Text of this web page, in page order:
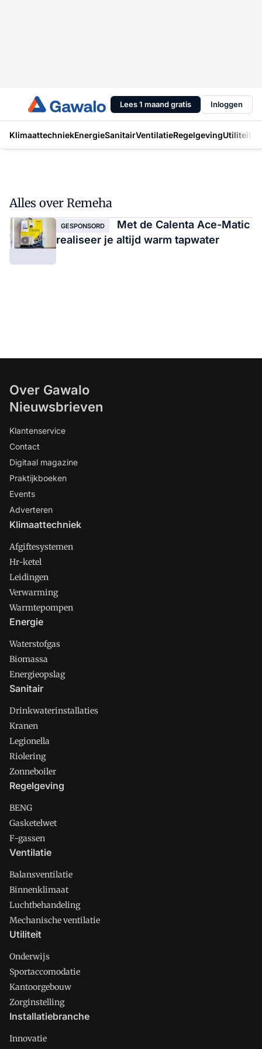
Lees 1 maand gratis Inloggen
KlimaattechniekEnergieSanitairVentilatieRegelgevingUtiliteit
Alles over Remeha
GESPONSORD
Met de Calenta Ace-Matic
realiseer je altijd warm tapwater
Over Gawalo
Nieuwsbrieven
Klantenservice
Contact
Digitaal magazine
Praktijkboeken
Events
Adverteren
Klimaattechniek
Afgiftesystemen
Hr-ketel
Leidingen
Verwarming
Warmtepompen
Energie
Waterstofgas
Biomassa
Energieopslag
Sanitair
Drinkwaterinstallaties
Kranen
Legionella
Riolering
Zonneboiler
Regelgeving
BENG
Gasketelwet
F-gassen
Ventilatie
Balansventilatie
Binnenklimaat
Luchtbehandeling
Mechanische ventilatie
Utiliteit
Onderwijs
Sportaccomodatie
Kantoorgebouw
Zorginstelling
Installatiebranche
Innovatie